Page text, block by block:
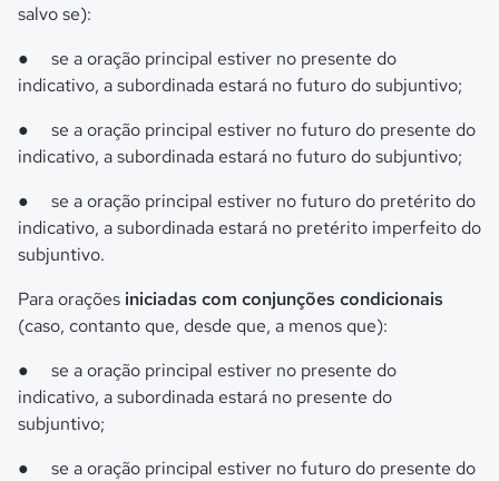
salvo se):
● se a oração principal estiver no presente do
indicativo, a subordinada estará no futuro do subjuntivo;
● se a oração principal estiver no futuro do presente do
indicativo, a subordinada estará no futuro do subjuntivo;
● se a oração principal estiver no futuro do pretérito do
indicativo, a subordinada estará no pretérito imperfeito do
subjuntivo.
Para orações iniciadas com conjunções condicionais
(caso, contanto que, desde que, a menos que):
● se a oração principal estiver no presente do
indicativo, a subordinada estará no presente do
subjuntivo;
● se a oração principal estiver no futuro do presente do